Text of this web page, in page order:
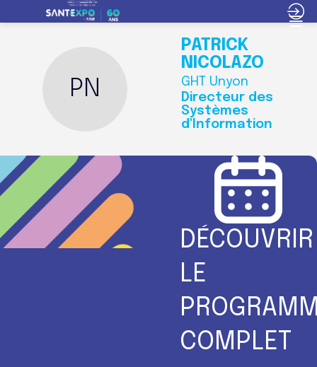
PN
PATRICK
NICOLAZO
GHT Unyon
Directeur des
Systèmes
d'Information
DÉCOUVRIR
LE
COMPLET